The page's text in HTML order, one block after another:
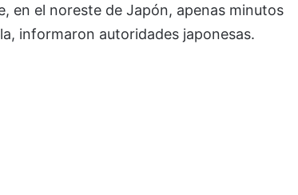
en el noreste de Japón, apenas minutos
informaron autoridades japonesas.